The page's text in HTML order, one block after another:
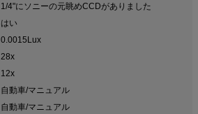
1/4"にソニーの元眺めCCDがありました
はい
0.0015Lux
28x
12x
自動車/マニュアル
自動車/マニュアル